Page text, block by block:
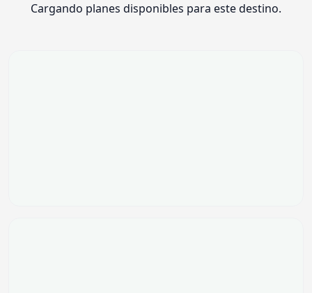
Cargando planes disponibles para este destino.